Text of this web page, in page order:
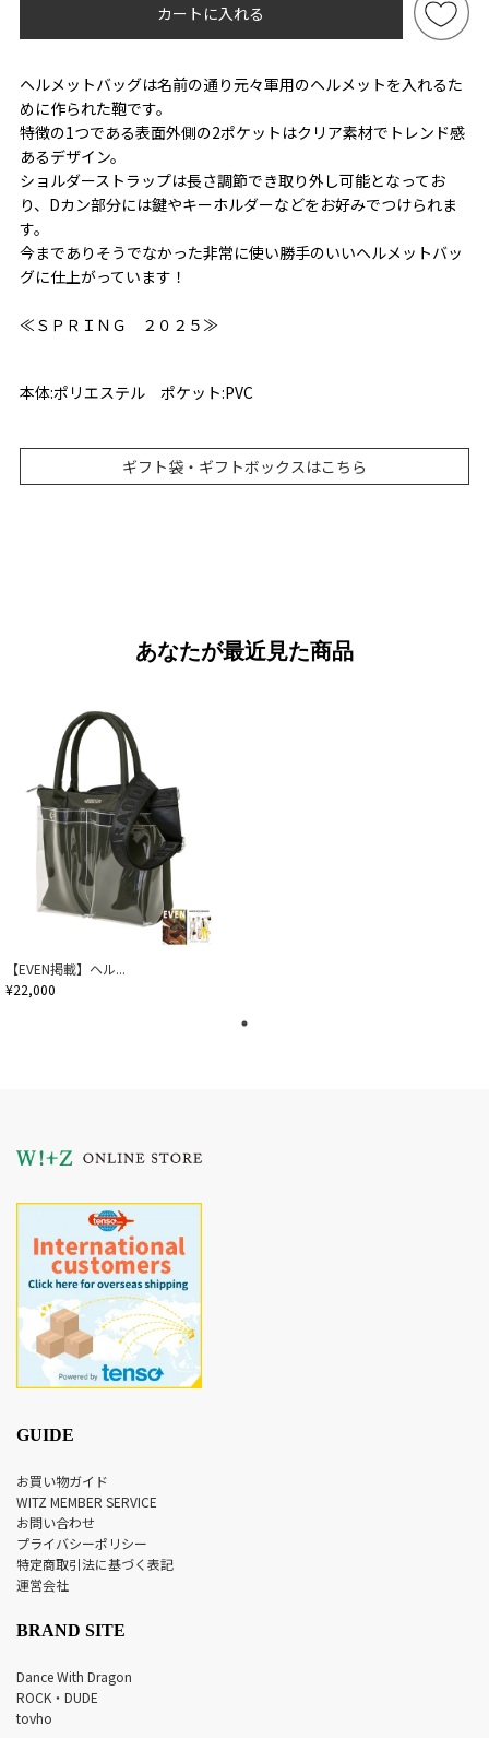
カートに入れる
ヘルメットバッグは名前の通り元々軍用のヘルメットを入れるた
めに作られた鞄です。
特徴の1つである表面外側の2ポケットはクリア素材でトレンド感
あるデザイン。
ショルダーストラップは長さ調節でき取り外し可能となってお
り、Dカン部分には鍵やキーホルダーなどをお好みでつけられま
す。
今までありそうでなかった非常に使い勝手のいいヘルメットバッ
グに仕上がっています！
≪ＳＰＲＩＮＧ ２０２５≫
本体:ポリエステル ポケット:PVC
ギフト袋・ギフトボックスはこちら
あなたが最近見た商品
【EVEN掲載】ヘル...
¥22,000
GUIDE
お買い物ガイド
WITZ MEMBER SERVICE
お問い合わせ
プライバシーポリシー
特定商取引法に基づく表記
運営会社
BRAND SITE
Dance With Dragon
ROCK・DUDE
tovho